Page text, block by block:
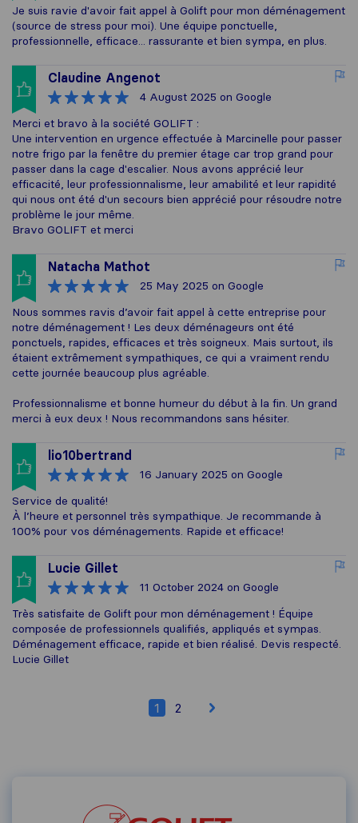
Je suis ravie d'avoir fait appel à Golift pour mon déménagement
(source de stress pour moi). Une équipe ponctuelle,
professionnelle, efficace... rassurante et bien sympa, en plus.
Claudine Angenot
4 August 2025 on Google
Merci et bravo à la société GOLIFT :
Une intervention en urgence effectuée à Marcinelle pour passer
notre frigo par la fenêtre du premier étage car trop grand pour
passer dans la cage d'escalier. Nous avons apprécié leur
efficacité, leur professionnalisme, leur amabilité et leur rapidité
qui nous ont été d'un secours bien apprécié pour résoudre notre
problème le jour même.
Bravo GOLIFT et merci
Natacha Mathot
25 May 2025 on Google
Nous sommes ravis d’avoir fait appel à cette entreprise pour
notre déménagement ! Les deux déménageurs ont été
ponctuels, rapides, efficaces et très soigneux. Mais surtout, ils
étaient extrêmement sympathiques, ce qui a vraiment rendu
cette journée beaucoup plus agréable.
Professionnalisme et bonne humeur du début à la fin. Un grand
merci à eux deux ! Nous recommandons sans hésiter.
lio10bertrand
16 January 2025 on Google
Service de qualité!
À l’heure et personnel très sympathique. Je recommande à
100% pour vos déménagements. Rapide et efficace!
Lucie Gillet
11 October 2024 on Google
Très satisfaite de Golift pour mon déménagement ! Équipe
composée de professionnels qualifiés, appliqués et sympas.
Déménagement efficace, rapide et bien réalisé. Devis respecté.
Lucie Gillet
1 2